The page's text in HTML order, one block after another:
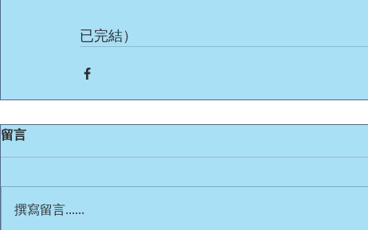
已完結）
留言
撰寫留言......